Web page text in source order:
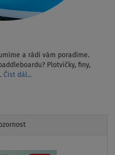
a rádi vám poradíme.
Plotvičky, finy,
Číst dál...